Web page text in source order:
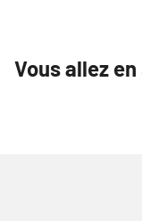
Vous allez